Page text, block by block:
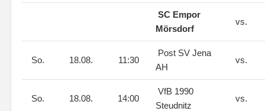
SC Empor
Mörsdorf
vs.
So. 18.08. 11:30
Post SV Jena
AH
vs.
So. 18.08. 14:00
VfB 1990
Steudnitz
vs.